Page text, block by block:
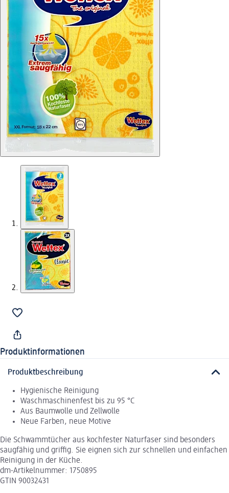
Produktinformationen
Produktbeschreibung
Hygienische Reinigung
Waschmaschinenfest bis zu 95 °C
Aus Baumwolle und Zellwolle
Neue Farben, neue Motive
Die Schwammtücher aus kochfester Naturfaser sind besonders
saugfähig und griffig. Sie eignen sich zur schnellen und einfachen
Reinigung in der Küche.
dm-Artikelnummer: 1750895
GTIN 90032431